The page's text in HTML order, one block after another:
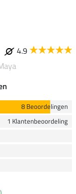
4.9
8 Beoordelingen
1 Klantenbeoordeling